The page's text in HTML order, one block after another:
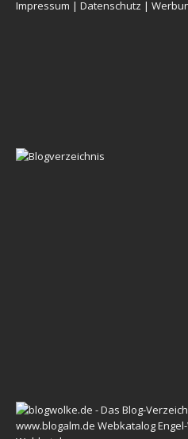
Impressum | Datenschutz |
www.blogalm.de Webkatalog